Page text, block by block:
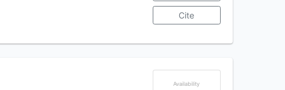
Cite
Availability